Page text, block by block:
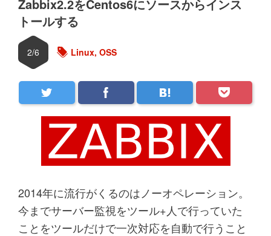
Zabbix2.2をCentos6にソースからインス
トールする
2/6 Linux, OSS
2014年に流行がくるのはノーオペレーション。
今までサーバー監視をツール+人で行っていた
ことをツールだけで一次対応を自動で行うこと